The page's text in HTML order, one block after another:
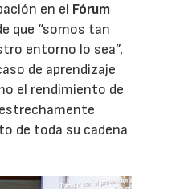
en el Fórum
que “somos tan
entorno lo sea”,
de aprendizaje
el rendimiento de
de toda su cadena